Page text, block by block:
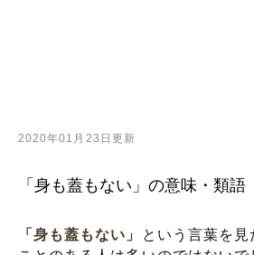
2020年01月23日更新
「身も蓋もない」の意味・類語
「身も蓋もない」
という言葉を見